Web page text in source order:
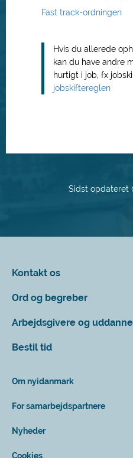
Fast track-ordningen
Hvis du allerede
kan du have andre
hurtigt i job, fx
jobskiftereglen
Sidst opdateret
Kontakt os
Ord og begreber
Arbejdsgivere og
Bestil tid
Om nyidanmark
For samarbejdspartnere
Nyheder
Cookies